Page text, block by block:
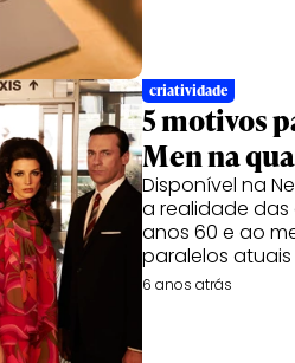
criatividade
5 motivos
Men na
Disponível na
a realidade das
anos 60 e ao
paralelos atuais
6 anos atrás